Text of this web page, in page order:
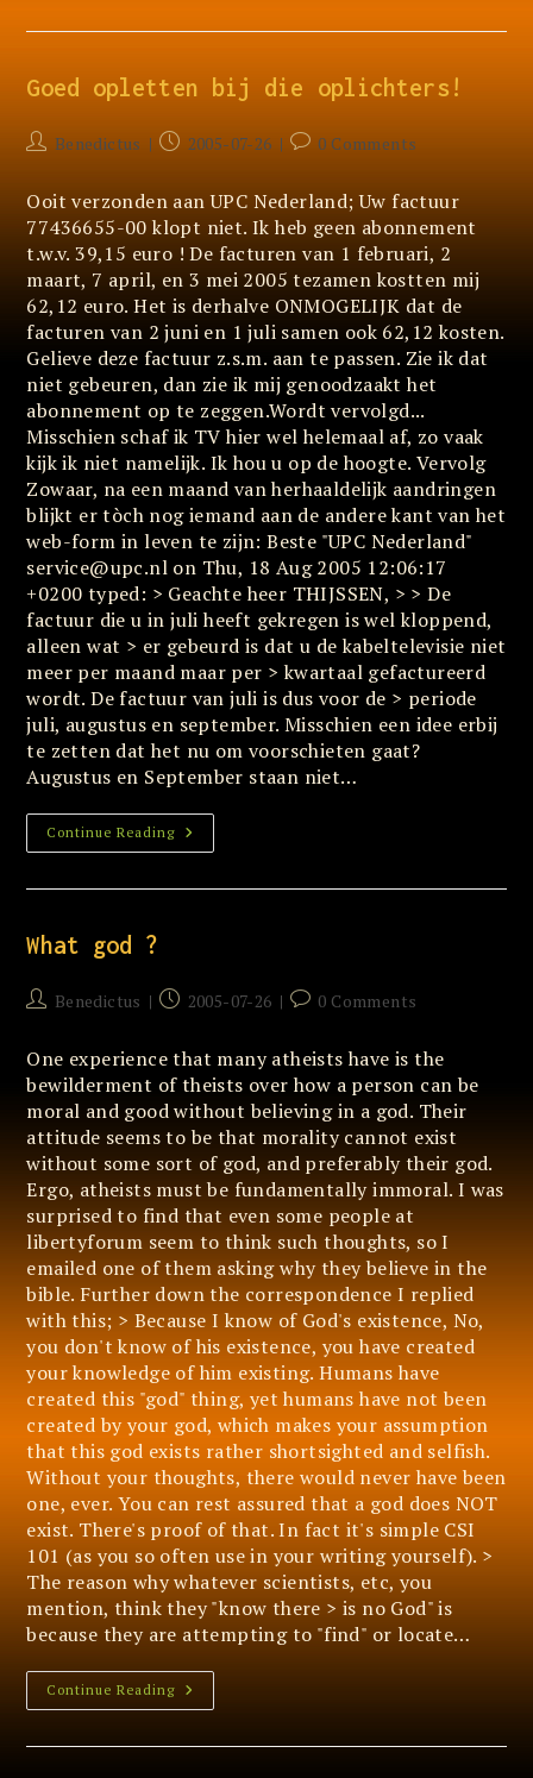
Goed opletten bij die oplichters!
PostBenedictus
Post2005-07-26
Post0 Comments
Ooit verzonden aan UPC Nederland; Uw factuur
77436655-00 klopt niet. Ik heb geen abonnement
t.w.v. 39,15 euro ! De facturen van 1 februari, 2
maart, 7 april, en 3 mei 2005 tezamen kostten mij
62,12 euro. Het is derhalve ONMOGELIJK dat de
facturen van 2 juni en 1 juli samen ook 62,12 kosten.
Gelieve deze factuur z.s.m. aan te passen. Zie ik dat
niet gebeuren, dan zie ik mij genoodzaakt het
abonnement op te zeggen.Wordt vervolgd...
Misschien schaf ik TV hier wel helemaal af, zo vaak
kijk ik niet namelijk. Ik hou u op de hoogte. Vervolg
Zowaar, na een maand van herhaaldelijk aandringen
blijkt er tòch nog iemand aan de andere kant van het
web-form in leven te zijn: Beste "UPC Nederland"
service@upc.nl on Thu, 18 Aug 2005 12:06:17
+0200 typed: > Geachte heer THIJSSEN, > > De
factuur die u in juli heeft gekregen is wel kloppend,
alleen wat > er gebeurd is dat u de kabeltelevisie niet
meer per maand maar per > kwartaal gefactureerd
wordt. De factuur van juli is dus voor de > periode
juli, augustus en september. Misschien een idee erbij
te zetten dat het nu om voorschieten gaat?
Augustus en September staan niet…
Continue ReadingGoed
Opletten
Die
What god ?
PostBenedictus
Post2005-07-26
Post0 Comments
One experience that many atheists have is the
bewilderment of theists over how a person can be
moral and good without believing in a god. Their
attitude seems to be that morality cannot exist
without some sort of god, and preferably their god.
Ergo, atheists must be fundamentally immoral. I was
surprised to find that even some people at
libertyforum seem to think such thoughts, so I
emailed one of them asking why they believe in the
bible. Further down the correspondence I replied
with this; > Because I know of God's existence, No,
you don't know of his existence, you have created
your knowledge of him existing. Humans have
created this "god" thing, yet humans have not been
created by your god, which makes your assumption
that this god exists rather shortsighted and selfish.
Without your thoughts, there would never have been
one, ever. You can rest assured that a god does NOT
exist. There's proof of that. In fact it's simple CSI
101 (as you so often use in your writing yourself). >
The reason why whatever scientists, etc, you
mention, think they "know there > is no God" is
because they are attempting to "find" or locate…
Continue ReadingWhat
God